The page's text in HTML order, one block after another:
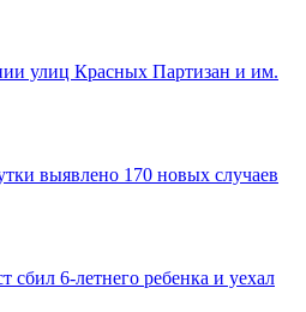
улиц Красных Партизан и им.
выявлено 170 новых случаев
сбил 6-летнего ребенка и уехал